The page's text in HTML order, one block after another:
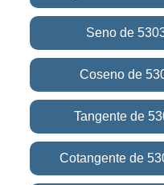
Seno de
Coseno de
Tangente de
Cotangente de